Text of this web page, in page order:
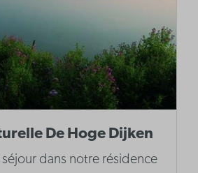
De Hoge Dijken
dans notre résidence